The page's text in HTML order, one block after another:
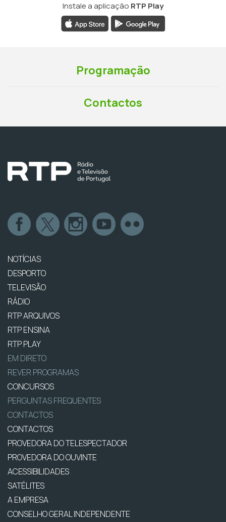
Instale a aplicação RTP Play
Programação
Contactos
NOTÍCIAS
DESPORTO
TELEVISÃO
RÁDIO
RTP ARQUIVOS
RTP ENSINA
RTP PLAY
EM DIRETO
REVER PROGRAMAS
CONCURSOS
PERGUNTAS FREQUENTES
CONTACTOS
CONTACTOS
PROVEDORA DO TELESPECTADOR
PROVEDORA DO OUVINTE
ACESSIBILIDADES
SATÉLITES
A EMPRESA
CONSELHO GERAL INDEPENDENTE